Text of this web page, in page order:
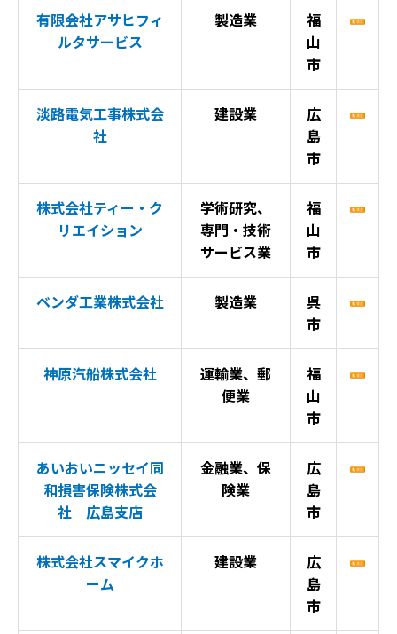
有限会社アサヒフィ
ルタサービス
製造業
福
山
市
淡路電気工事株式会
社
建設業
広
島
市
株式会社ティー・ク
リエイション
学術研究、
専門・技術
サービス業
福
山
市
ベンダ工業株式会社 製造業
呉
市
神原汽船株式会社
運輸業、郵
便業
福
山
市
あいおいニッセイ同
和損害保険株式会
社 広島支店
金融業、保
険業
広
島
市
株式会社スマイクホ
ーム
建設業
広
島
市